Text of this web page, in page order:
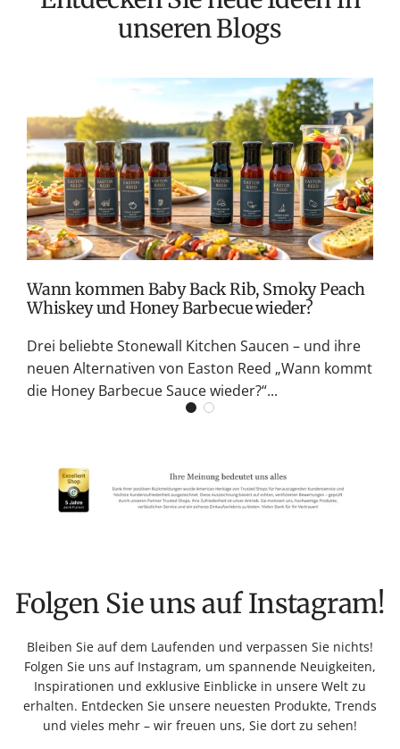
unseren Blogs
Wann kommen Baby Back Rib, Smoky Peach
Whiskey und Honey Barbecue wieder?
Drei beliebte Stonewall Kitchen Saucen – und ihre
neuen Alternativen von Easton Reed „Wann kommt
die Honey Barbecue Sauce wieder?“...
Folgen Sie uns auf Instagram!
Bleiben Sie auf dem Laufenden und verpassen Sie nichts!
Folgen Sie uns auf Instagram, um spannende Neuigkeiten,
Inspirationen und exklusive Einblicke in unsere Welt zu
erhalten. Entdecken Sie unsere neuesten Produkte, Trends
und vieles mehr – wir freuen uns, Sie dort zu sehen!